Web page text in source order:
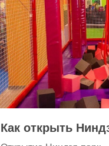
Как открыть